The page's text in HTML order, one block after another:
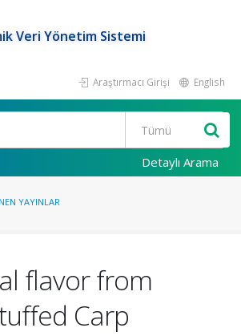
Veri Yönetim Sistemi
Araştırmacı Girişi English
Detaylı Arama
YAYINLAR
flavor from
Carp